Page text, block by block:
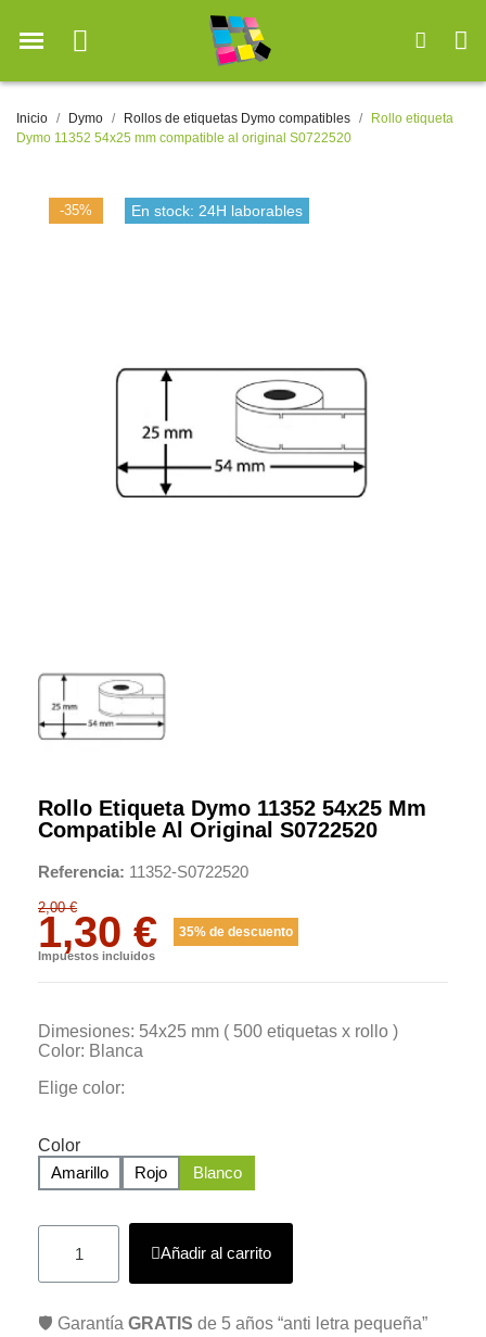
Inicio Dymo Rollos de etiquetas Dymo compatibles
Rollo etiqueta
Dymo 11352 54x25 mm compatible al original S0722520
-35% En stock: 24H laborables
Rollo Etiqueta Dymo 11352 54x25 Mm
Compatible Al Original S0722520
Referencia 11352-S0722520
2,00 €
1,30 € 35% de descuento
Impuestos incluidos
Dimesiones: 54x25 mm ( 500 etiquetas x rollo )
Color: Blanca
Elige color:
Color
Amarillo
Rojo Blanco
Añadir al carrito
🛡️ Garantía GRATIS de 5 años “anti letra pequeña”